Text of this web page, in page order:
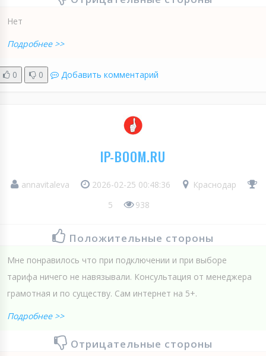
Нет
Подробнее >>
0 0 Добавить комментарий
IP-BOOM.RU
annavitaleva 2026-02-25 00:48:36
Краснодар
5
938
Положительные стороны
Мне понравилось что при подключении и при выборе
тарифа ничего не навязывали. Консультация от менеджера
грамотная и по существу. Сам интернет на 5+.
Подробнее >>
Отрицательные стороны